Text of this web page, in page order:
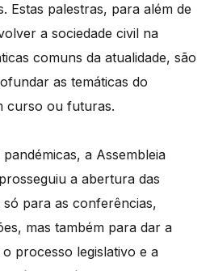
Estas palestras, para além de
a sociedade civil na
comuns da atualidade, são
as temáticas do
curso ou futuras.
a Assembleia
a abertura das
para as conferências,
mas também para dar a
processo legislativo e a